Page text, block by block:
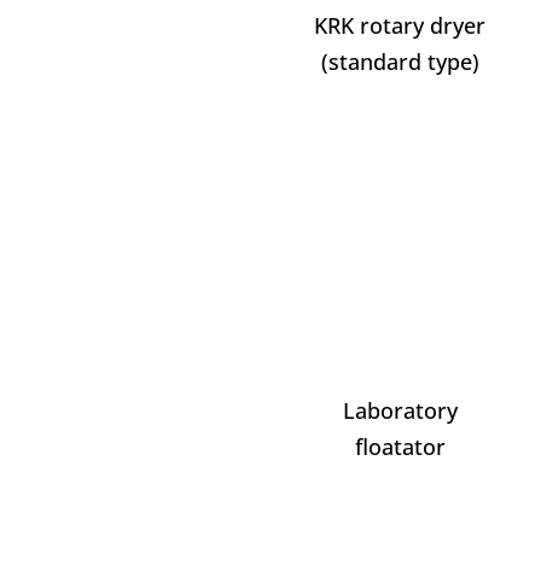
KRK rotary dryer
(standard type)
Laboratory
floatator